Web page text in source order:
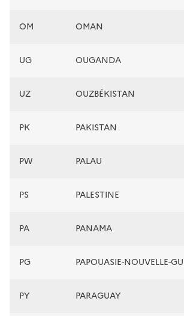
OM OMAN
UG OUGANDA
UZ OUZBÉKISTAN
PK PAKISTAN
PW PALAU
PS PALESTINE
PA PANAMA
PG PAPOUASIE-NOUVELLE-
PY PARAGUAY